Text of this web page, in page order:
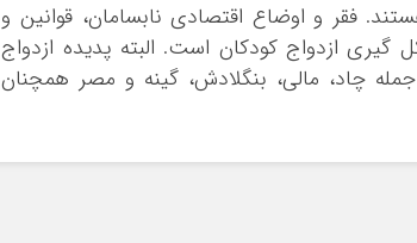
فقر و اوضاع اقتصادی نابسامان، قوانین و
ازدواج کودکان است. البته پدیده ازدواج
چاد، مالی، بنگلادش، گینه و مصر همچنان